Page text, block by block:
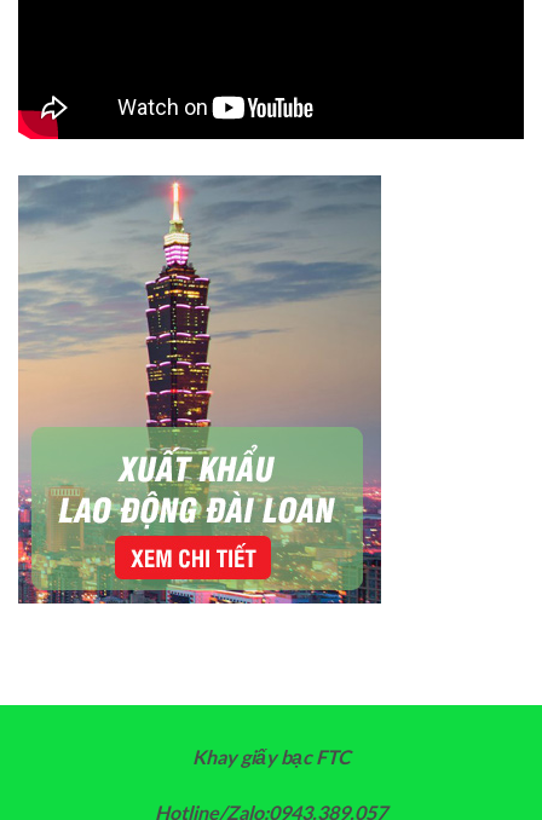
Khay giấy bạc FTC
Hotline/Zalo:0943.389.057